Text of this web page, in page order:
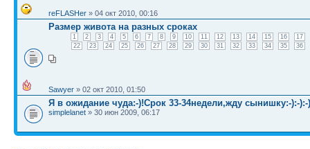
reFLASHer » 04 окт 2010, 00:16
Размер живота на разных сроках
1 2 3 4 5 6 7 8 9 10 11 12 13 14 15 16
17
22
23 24 25 26 27 28 29 30 31 32 33 34 35 36
Sawyer » 02 окт 2010, 01:50
Я в ожидание чуда:-)!Срок 33-34недели,жду сынишку:-):-):-
simplelanet » 30 июн 2009, 06:17